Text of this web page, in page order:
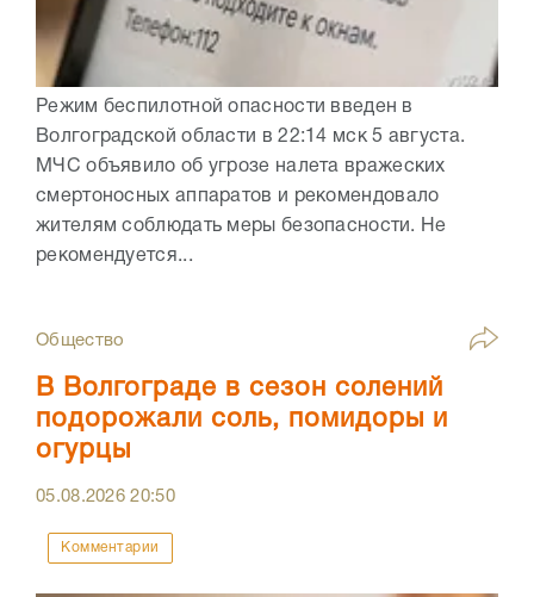
Режим беспилотной опасности введен в
Волгоградской области в 22:14 мск 5 августа.
МЧС объявило об угрозе налета вражеских
смертоносных аппаратов и рекомендовало
жителям соблюдать меры безопасности. Не
рекомендуется...
Общество
В Волгограде в сезон солений
подорожали соль, помидоры и
огурцы
05.08.202620:50
Комментарии